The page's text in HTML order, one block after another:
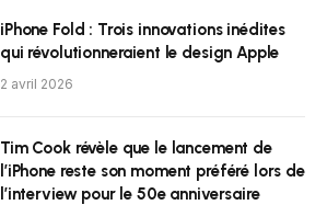
iPhone Fold : Trois innovations inédites
qui révolutionneraient le design Apple
2 avril 2026
Tim Cook révèle que le lancement de
l’iPhone reste son moment préféré lors de
l’interview pour le 50e anniversaire